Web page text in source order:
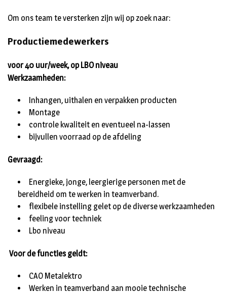
Om ons team te versterken zijn wij op zoek naar:
Productiemedewerkers
voor 40 uur/week, op LBO niveau
Werkzaamheden:
Inhangen, uithalen en verpakken producten
Montage
controle kwaliteit en eventueel na-lassen
bijvullen voorraad op de afdeling
Gevraagd:
Energieke, jonge, leergierige personen met de
bereidheid om te werken in teamverband.
flexibele instelling gelet op de diverse werkzaamheden
feeling voor techniek
Lbo niveau
Voor de functies geldt:
CAO Metalektro
Werken in teamverband aan mooie technische